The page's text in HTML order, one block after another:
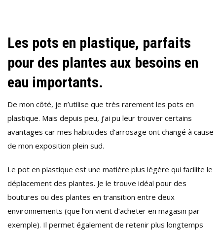
Les pots en plastique, parfaits
pour des plantes aux besoins en
eau importants.
De mon côté, je n’utilise que très rarement les pots en
plastique. Mais depuis peu, j’ai pu leur trouver certains
avantages car mes habitudes d’arrosage ont changé à cause
de mon exposition plein sud.
Le pot en plastique est une matière plus légère qui facilite le
déplacement des plantes. Je le trouve idéal pour des
boutures ou des plantes en transition entre deux
environnements (que l’on vient d’acheter en magasin par
exemple). Il permet également de retenir plus longtemps